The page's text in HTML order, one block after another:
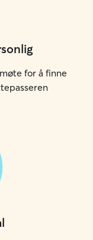
for å finne